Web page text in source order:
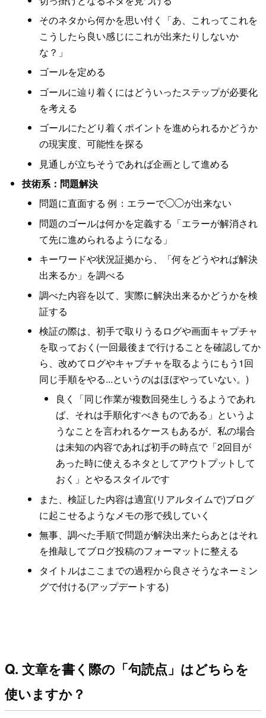
そのネタから何かを思い付く「あ、これってこれを
こうしたら良い感じにこれが出来たりしないか
な？」
ゴールを定める
ゴールに辿り着くにはどういったステップが必要化
を考える
ゴールにたどり着くポイントを進められるかどうか
の現実度、可能性を探る
見通しが立ちそうであれば企画として進める
技術系：問題解決
問題に直面する 例：エラーで◯◯が出来ない
問題のゴールは何かを定義する「エラーが解消され
て先に進められるようになる」
キーワードや状況証拠から、「何をどうやれば解決
出来るか」を調べる
調べた内容を以て、実際に解決出来るかどうかを検
証する
検証の際は、初手で取りうるログや画面キャプチャ
を取っておく(一回最後まで行けることを確認してか
ら、改めてログやキャプチャを取るようにもう1回
同じ手順をやる...というのはほぼやっていない。)
良く「同じ作業が複数回発生しうるようであれ
ば、それは手順化すべきものである」というよ
うなことを言われるケースもあるが、私の場合
は未知の内容であれば初手の時点で「2回目が
あった時に使えるネタとしてアウトプットして
おく」とやるスタイルです
また、検証した内容は適宜(リアルタイムで)ブログ
に起こせるようなメモの形で残していく
無事、調べた手順で問題が解決出来たらあとはそれ
を推敲してブログ投稿のフォーマットに整える
タイトルはここまでの過程から良さそうなネーミン
グで付ける(アップデートする)
Q. 文章を書く際の「句読点」はどちらを
使いますか？